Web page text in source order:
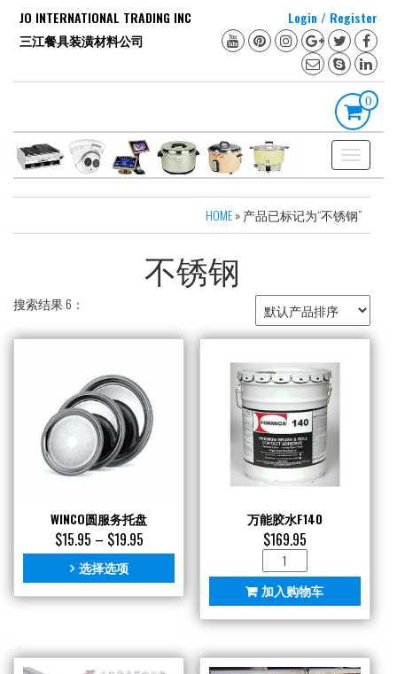
JO INTERNATIONAL TRADING INC
三江餐具装潢材料公司
Login / Register
0
Toggle
navigation
HOME» 产品已标记为“不锈钢”
不锈钢
搜索结果 6：
WINCO圆服务托盘
$15.95 – $19.95
选择选项
万能胶水F140
$169.95
能
胶
水
F140
量
加入购物车